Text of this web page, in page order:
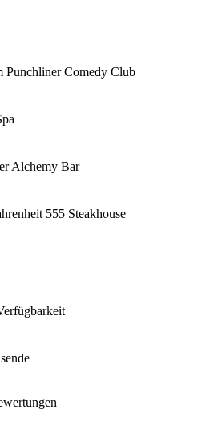
Punchliner Comedy Club
Alchemy Bar
555 Steakhouse